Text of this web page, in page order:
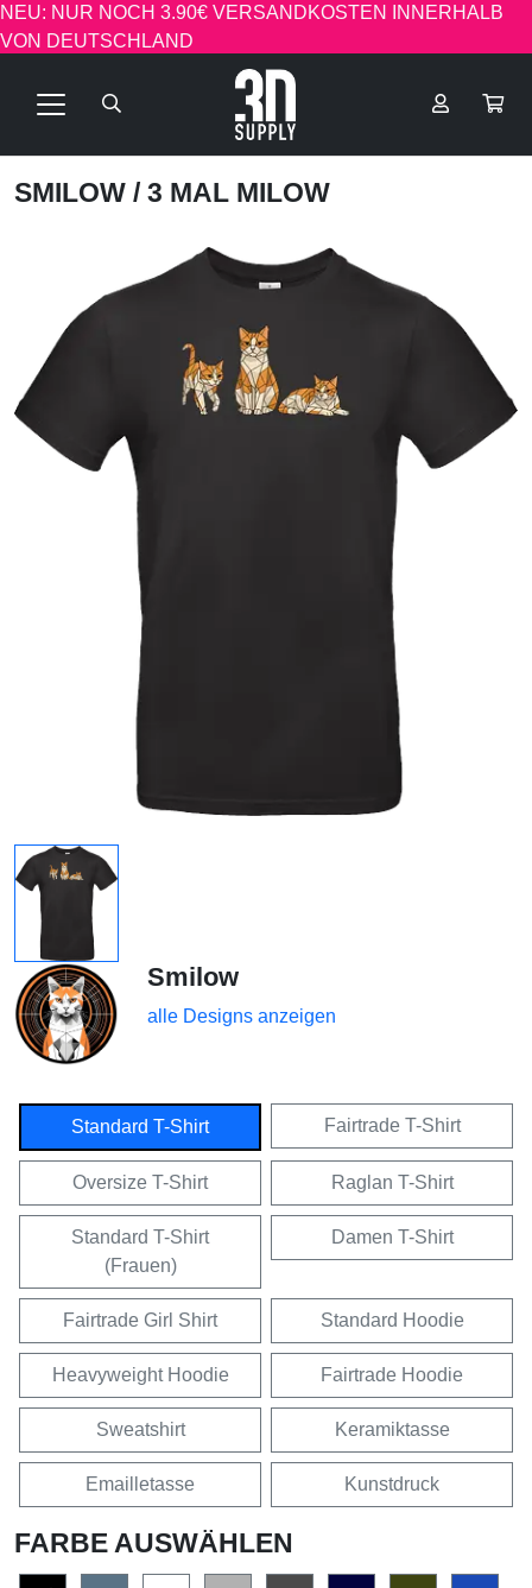
NEU: NUR NOCH 3.90€ VERSANDKOSTEN INNERHALB
VON DEUTSCHLAND
SMILOW / 3 MAL MILOW
Smilow
alle Designs anzeigen
Standard T-Shirt Fairtrade T-Shirt
Oversize T-Shirt Raglan T-Shirt
Standard T-Shirt
(Frauen)
Damen T-Shirt
Fairtrade Girl Shirt Standard Hoodie
Heavyweight Hoodie Fairtrade Hoodie
Sweatshirt Keramiktasse
Emailletasse Kunstdruck
FARBE AUSWÄHLEN